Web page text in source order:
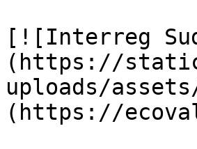
[![Interreg
(https://
uploads/
(https://